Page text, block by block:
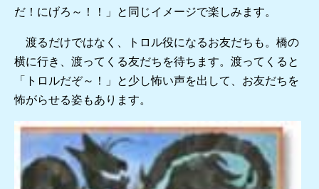
だ！にげろ～！！」と同じイメージで楽しみます。
渡るだけではなく、トロル役になるお友だちも。橋の
横に行き、渡ってくる友だちを待ちます。渡ってくると
「トロルだぞ～！」と少し怖い声を出して、お友だちを
怖がらせる姿もあります。